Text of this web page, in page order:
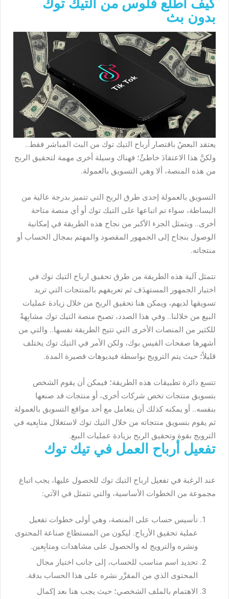
كيف اطلع فلوس من التيك توك
بدون بث
يعتقد البعضُ باقتصار أرباح التيك توك من البث المباشر فقط..
ولكنَّ هذا الاعتقادَ خاطئٌ؛ فهناك وسيلة أخرى مهمة لتحقيق الربح
من هذه المنصة، ألا وهي التسويق بالعمولة.
التسويق بالعمولة إحدى طرق الربح التي تتميز بدرجة عالية من
البساطة، سواء تم اتباعها على التيك توك أو أي منصة متاحة
أخرى.. ويتمثل الجزء الأكبر من نجاح هذه الطريقة في إمكانية
الوصول بنجاح إلى الجمهور المقصود والمهتم بمجال الحساب أو
منتجاته.
تتمثل آلية هذه الطريقة من طرق تحقيق ارباح التيك توك في
اختيار الجمهور المستهدَف ثم تعريفهم بالمنتجات التي تريد
تسويقها لديهم، ويمكن هنا تحقيق الربح من خلال زيادة عمليات
البيع من خلالنا.. وفي هذا الصدد، تصبح منصة التيك توك مشابِهةً
للكثير من المنصات الأخرى التي تتيح الطريقة نفسها.. والتي من
أشهرها صفحات الفيس بوك، ولكن الأمر في التيك توك يختلف
قليلاً؛ حيث يتم الترويج بواسطة فيديوهات قصيرة المدة.
تتسع دائرة تطبيقات هذه الطريقة؛ فيمكن أن يقوم الشخص
بتسويق منتجات تخص شركات أخرى، أو منتجات قد صنعها
بنفسه.. أو يمكنه كذلك أن يتعامل مع أحد مواقع التسويق بالعمولة
ثم يقوم بتسويق منتجاته من خلال التيك توك لاستغلال متابِعيه في
الترويج بقوة وتحقيق الربح بزيادة عمليات البيع.
تفعيل أرباح العمل في تيك توك
عند الرغبة في تفعيل ارباح التيك توك للحصول عليها، يجب اتباع
مجموعة من الخطوات الأساسية، والتي تتمثل في الآتي:
تأسيس حساب على المنصة، وهي أولى خطوات تفعيل
عملية تحقيق الأرباح. ليكون من المستطاع صناعة المحتوى
ونشره والترويج له والحصول على مشاهدات ومتابِعين.
تحديد اسم مناسب للحساب، إلى جانب اختيار مجال
المحتوى الذي من المقرَّر نشره على هذا الحساب بدقة.
الاهتمام بالملف الشخصي؛ حيث يجب هنا بعد إكمال